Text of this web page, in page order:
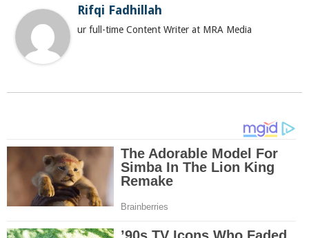
Rifqi Fadhillah
ur full-time Content Writer at MRA Media